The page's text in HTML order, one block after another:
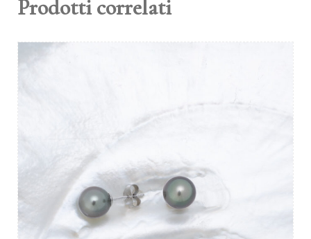
Prodotti correlati